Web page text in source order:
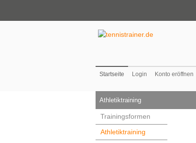
Startseite Login Konto eröffnen
Athletiktraining
Trainingsformen
Athletiktraining